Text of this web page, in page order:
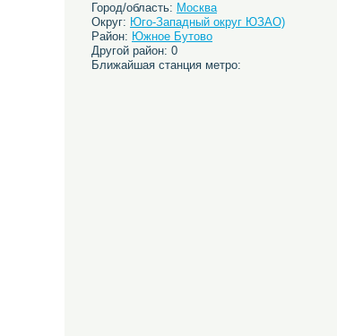
Город/область: Москва
Округ: Юго-Западный округ ЮЗАО)
Район: Южное Бутово
Другой район: 0
Ближайшая станция метро: